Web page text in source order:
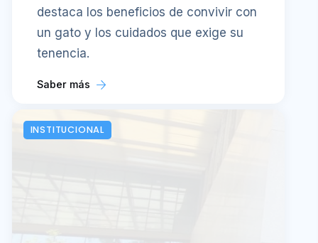
destaca los beneficios de convivir con
un gato y los cuidados que exige su
tenencia.
Saber más
INSTITUCIONAL